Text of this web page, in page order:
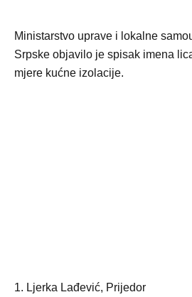
Ministarstvo uprave i lokalne
Srpske objavilo je spisak imena
mjere kućne izolacije.
1. Ljerka Lađević, Prijedor